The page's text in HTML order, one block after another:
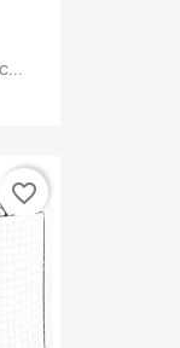
favorite_border